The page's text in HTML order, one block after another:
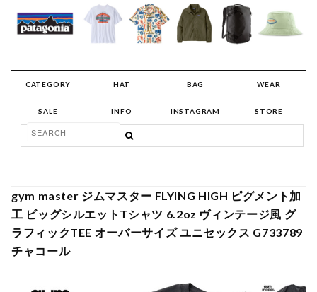
CATEGORY HAT BAG WEAR
SALE INFO INSTAGRAM STORE
gym master ジムマスター FLYING HIGH ピグメント加
工 ビッグシルエットTシャツ 6.2oz ヴィンテージ風 グ
ラフィックTEE オーバーサイズ ユニセックス G733789
チャコール